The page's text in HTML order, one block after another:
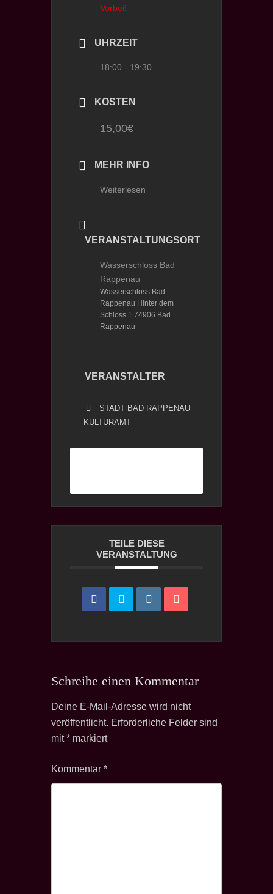
Vorbei!
UHRZEIT
18:00 - 19:30
KOSTEN
15,00€
MEHR INFO
Weiterlesen
VERANSTALTUNGSORT
Wasserschloss Bad
Rappenau
Wasserschloss Bad
Rappenau Hinter dem
Schloss 1 74906 Bad
Rappenau
VERANSTALTER
STADT BAD RAPPENAU
- KULTURAMT
TEILE DIESE
VERANSTALTUNG
Schreibe einen Kommentar
Deine E-Mail-Adresse wird nicht
veröffentlicht. Erforderliche Felder sind
mit* markiert
Kommentar *